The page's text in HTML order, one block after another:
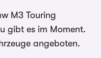
M3 Touring
gibt es im Moment.
angeboten.